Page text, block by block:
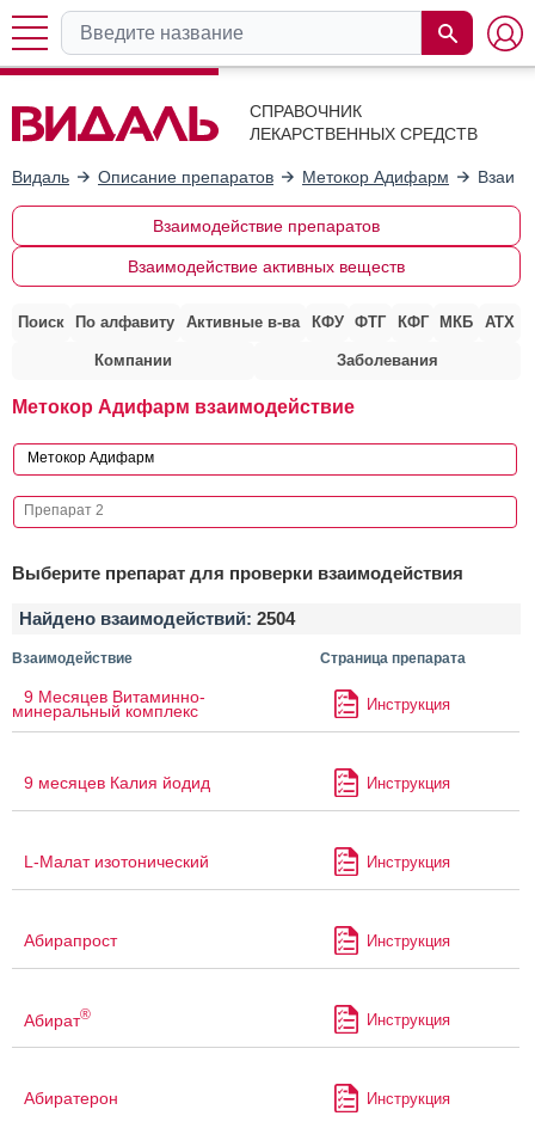
СПРАВОЧНИК
ЛЕКАРСТВЕННЫХ СРЕДСТВ
Видаль Описание препаратов Метокор Адифарм
Взаимодействие препаратов
Взаимодействие активных веществ
Поиск По алфавиту Активные в-ва КФУ ФТГ КФГ МКБ АТХ
Компании Заболевания
Метокор Адифарм взаимодействие
Выберите препарат для проверки взаимодействия
Найдено взаимодействий: 2504
Взаимодействие Страница препарата
9 Месяцев Витаминно-
минеральный комплекс Инструкция
9 месяцев Калия йодид Инструкция
L-Малат изотонический Инструкция
Абирапрост Инструкция
Абират® Инструкция
Абиратерон Инструкция